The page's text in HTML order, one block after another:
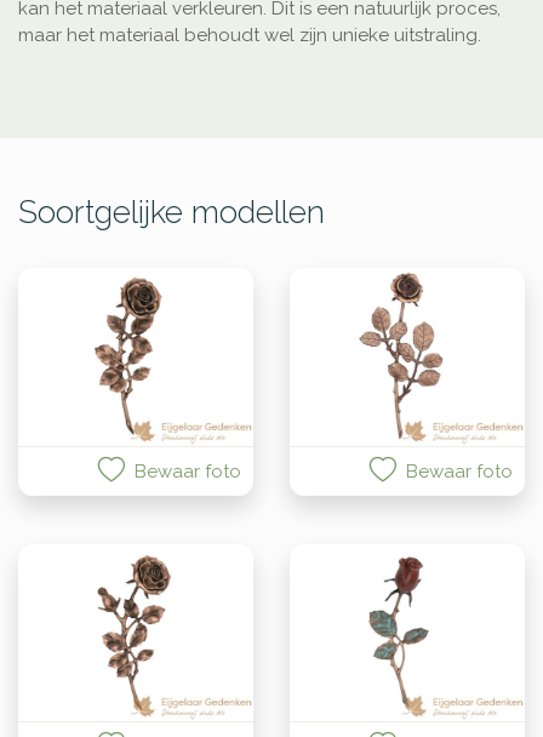
kan het materiaal verkleuren. Dit is een natuurlijk proces,
maar het materiaal behoudt wel zijn unieke uitstraling.
Soortgelijke modellen
Bewaar foto Bewaar foto